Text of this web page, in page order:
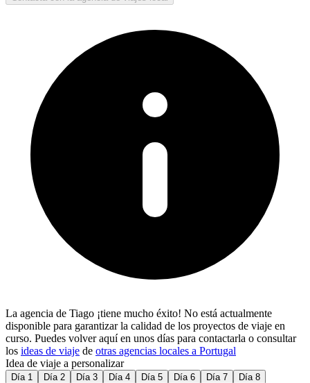
La agencia de Tiago ¡tiene mucho éxito! No está actualmente
disponible para garantizar la calidad de los proyectos de viaje en
curso. Puedes volver aquí en unos días para contactarla o consultar
los ideas de viaje de otras agencias locales a Portugal
Idea de viaje a personalizar
Día 1 Día 2 Día 3 Día 4 Día 5 Día 6 Día 7 Día 8